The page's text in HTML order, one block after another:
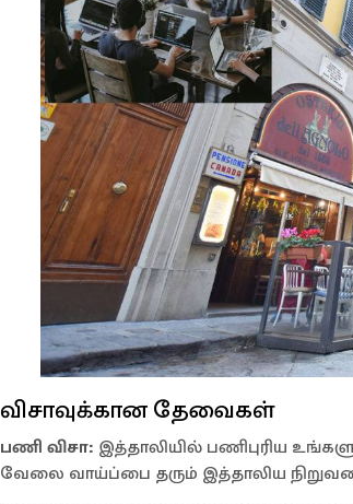
விசாவுக்கான தேவைகள்
பணி விசா: இத்தாலியில் பணிபுரிய
வேலை வாய்ப்பை தரும் இத்தாலிய